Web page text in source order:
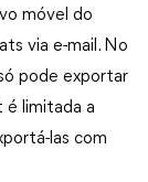
móvel do
via e-mail. No
pode exportar
é limitada a
las com